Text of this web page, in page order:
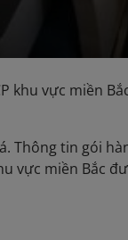
khu vực miền
Thông tin gói
vực miền Bắc